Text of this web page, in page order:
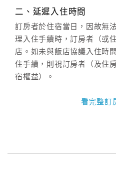
(07)9682715 。
二、延遲入住時間
訂房者於住宿當日，因故無
理入住手續時，訂房者（或
店。如未與飯店協議入住時
住手續，則視訂房者（及住
宿權益）。
四、訂單異動
看完整訂